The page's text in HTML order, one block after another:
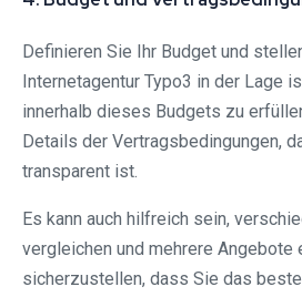
Definieren Sie Ihr Budget und
Internetagentur Typo3 in der Lage
innerhalb dieses Budgets zu
Details der Vertragsbedingungen,
transparent ist.
Es kann auch hilfreich sein,
vergleichen und mehrere Angebote
sicherzustellen, dass Sie das